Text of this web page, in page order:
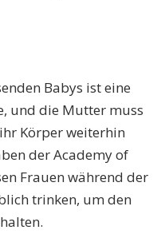
Babys ist eine
und die Mutter muss
Körper weiterhin
der Academy of
Frauen während der
trinken, um den